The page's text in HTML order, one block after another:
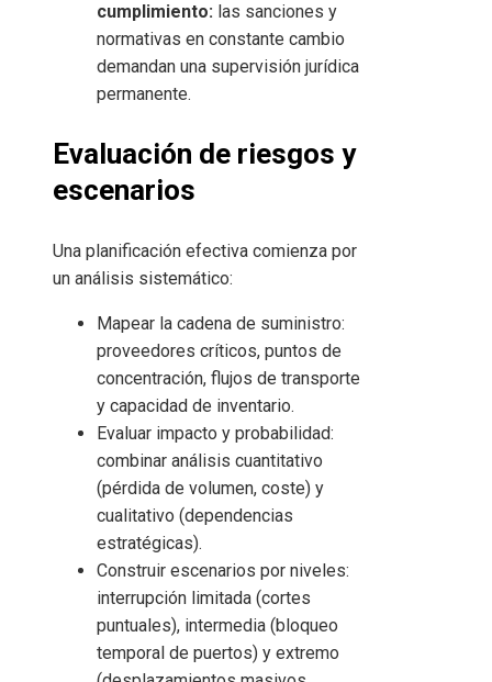
cumplimiento: las sanciones y
normativas en constante cambio
demandan una supervisión jurídica
permanente.
Evaluación de riesgos y
escenarios
Una planificación efectiva comienza por
un análisis sistemático:
Mapear la cadena de suministro:
proveedores críticos, puntos de
concentración, flujos de transporte
y capacidad de inventario.
Evaluar impacto y probabilidad:
combinar análisis cuantitativo
(pérdida de volumen, coste) y
cualitativo (dependencias
estratégicas).
Construir escenarios por niveles:
interrupción limitada (cortes
puntuales), intermedia (bloqueo
temporal de puertos) y extremo